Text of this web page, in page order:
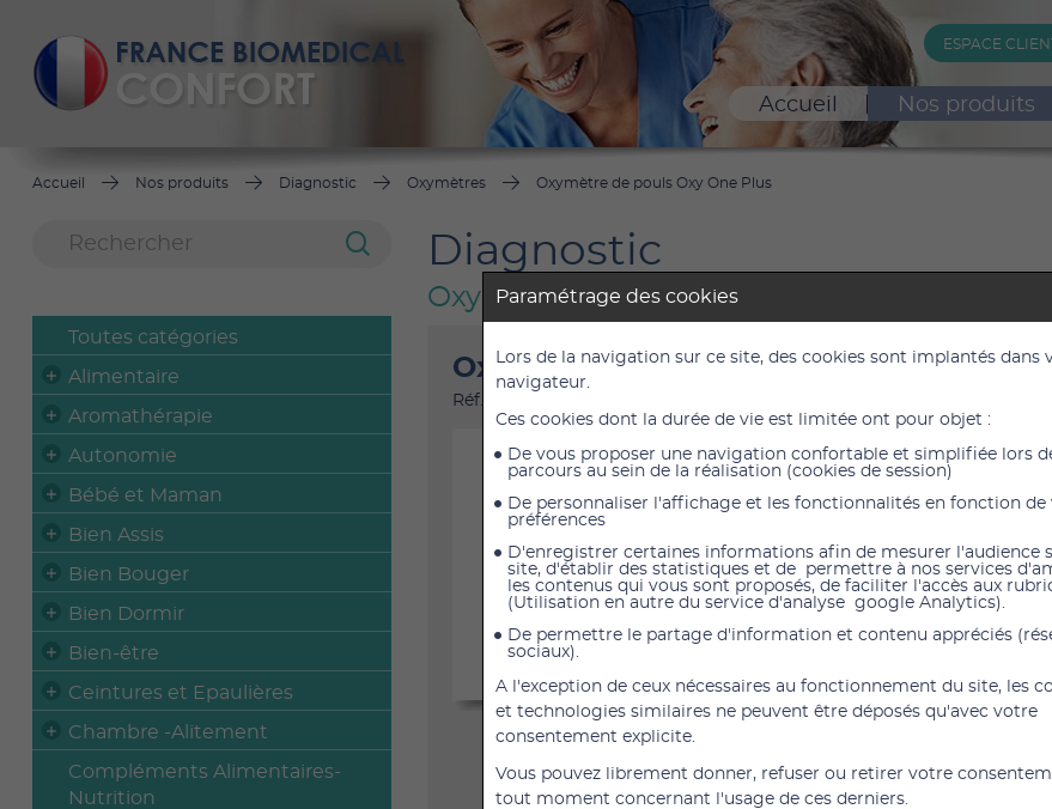
ESPACE
Accueil Nos produits
Accueil Nos produits Diagnostic Oxymètres Oxymètre de pouls Oxy One Plus
Toutes catégories
Alimentaire
Aromathérapie
Autonomie
Bébé et Maman
Bien Assis
Bien Bouger
Bien Dormir
Bien-être
Ceintures et Epaulières
Chambre -Alitement
Compléments Alimentaires-
Nutrition
Diagnostic
Oxymètres
Oxymètre de pouls Oxy One Plus
Réf. : OPPOFR
il est
Paramétrage des cookies
Lors de la navigation sur ce site, des cookies sont implantés dans
navigateur.
Ces cookies dont la durée de vie est limitée ont pour objet :
De vous proposer une navigation confortable et simplifiée lors
parcours au sein de la réalisation (cookies de session)
De personnaliser l'affichage et les fonctionnalités en fonction de
préférences
D'enregistrer certaines informations afin de mesurer l'audience
site, d'établir des statistiques et de permettre à nos services
les contenus qui vous sont proposés, de faciliter l'accès aux
(Utilisation en autre du service d'analyse google Analytics).
De permettre le partage d'information et contenu appréciés
sociaux).
A l'exception de ceux nécessaires au fonctionnement du site, les
et technologies similaires ne peuvent être déposés qu'avec votre
consentement explicite.
Vous pouvez librement donner, refuser ou retirer votre
tout moment concernant l'usage de ces derniers.